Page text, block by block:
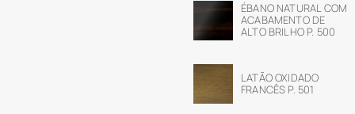
ÉBANO NATURAL COM
ACABAMENTO DE
ALTO BRILHO P. 500
LATÃO OXIDADO
FRANCÊS P. 501